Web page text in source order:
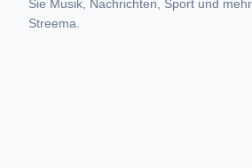
Sie Musik, Nachrichten, Sport und
Streema.